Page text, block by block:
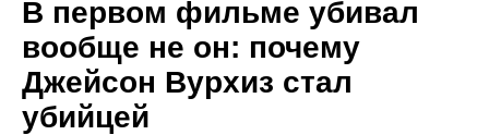
В первом фильме убивал
вообще не он: почему
Джейсон Вурхиз стал
убийцей